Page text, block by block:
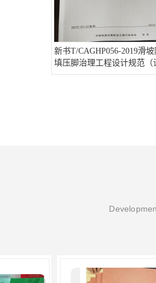
新书T/CAGHP056-2019滑坡
填压脚治理工程设计规范（